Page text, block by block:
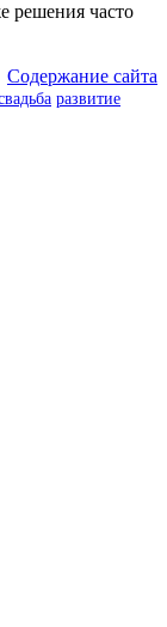
решения часто
Содержание сайта
развитие